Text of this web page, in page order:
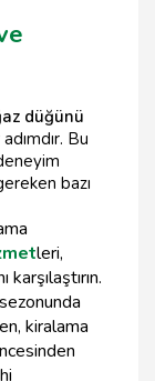
düğünü
Bu
bazı
leri,
kiralama